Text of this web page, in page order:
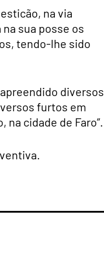
na via
sua posse os
tendo-lhe sido
diversos
furtos em
cidade de Faro”.